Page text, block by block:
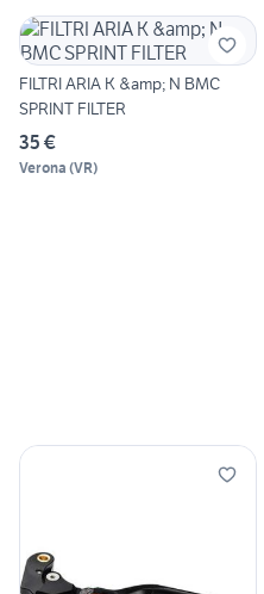
FILTRI ARIA K &amp; N BMC
SPRINT FILTER
35 €
Verona (VR)